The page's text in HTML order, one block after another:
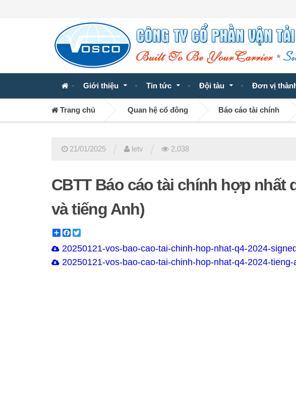
Giới thiệu Tin tức Đội tàu Đơn vị
Trang chủ Quan hệ cổ đông Báo cáo tài chính
21/01/2025 letv 2,038
CBTT Báo cáo tài chính hợp nhất
và tiếng Anh)
ShareFacebook
20250121-vos-bao-cao-tai-chinh-hop-nhat-q4-2024-
20250121-vos-bao-cao-tai-chinh-hop-nhat-q4-2024-